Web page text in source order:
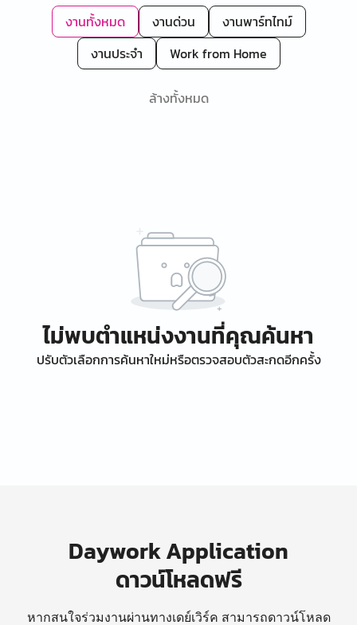
งานทั้งหมด งานด่วน
งานพาร์ทไทม์
งานประจำ
Work from Home
ล้างทั้งหมด
ไม่พบตำแหน่งงานที่คุณค้นหา
ปรับตัวเลือกการค้นหาใหม่หรือตรวจสอบตัวสะกดอีกครั้ง
Daywork Application
ดาวน์โหลดฟรี
หากสนใจร่วมงานผ่านทางเดย์เวิร์ค สามารถดาวน์โหลด